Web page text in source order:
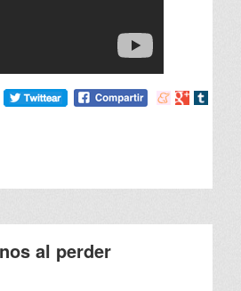
Compartir
Compartir
al perder